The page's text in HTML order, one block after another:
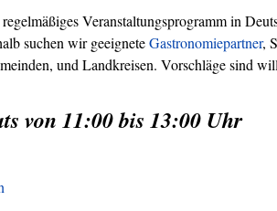
Veranstaltungsprogramm in
suchen wir geeigneteGastronomiepartner,
und Landkreisen. Vorschläge sind
von 11:00 bis 13:00 Uhr